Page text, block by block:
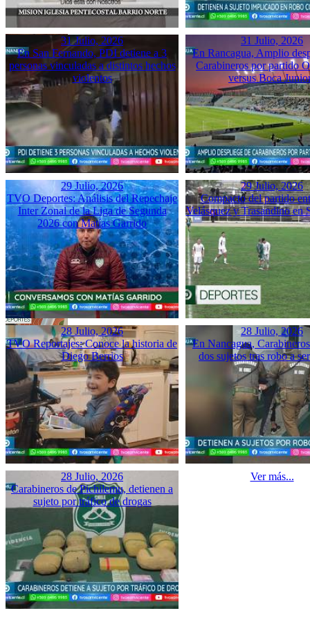
31 Julio, 2026
En San Fernando, PDI detiene a 3
personas vinculadas a distintos hechos
violentos
31 Julio, 2026
En Rancagua, Amplio
Carabineros por partido
versus Boca
29 Julio, 2026
TVO Deportes: Análisis del Repechaje
Inter Zonal de la Liga de Segunda
2026 con Matías Garrido
29 Julio, 2026
Compacto del partido
Velásquez y Trasandino en
28 Julio, 2026
TVO Reportajes: Conoce la historia de
Diego Berrios
28 Julio, 2026
En Nancagua,
dos sujetos tras robo a
28 Julio, 2026
Carabineros de Pichilemu, detienen a
sujeto por tráfico de drogas
Ver más...